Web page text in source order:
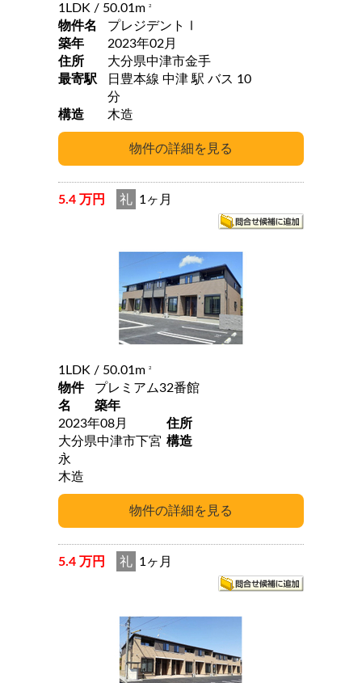
1LDK / 50.01m 2
物件名
プレジデントⅠ
築年
2023年02月
住所
大分県中津市金手
最寄駅
日豊本線 中津 駅 バス 10
分
構造
木造
5.4 万円 礼 1ヶ月
1LDK / 50.01m 2
物件
名
プレミアム32番館
築年
2023年08月
住所
大分県中津市下宮
永
構造
木造
5.4 万円 礼 1ヶ月